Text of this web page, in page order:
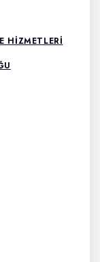
HIZMETLERI